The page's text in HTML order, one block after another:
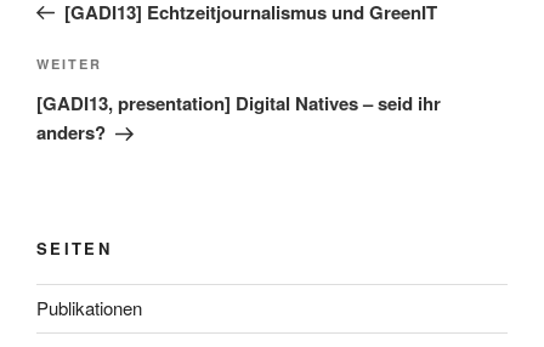
[GADI13] Echtzeitjournalismus und GreenIT
Nächster
Beitrag
WEITER
[GADI13, presentation] Digital Natives – seid ihr
anders?
SEITEN
Publikationen